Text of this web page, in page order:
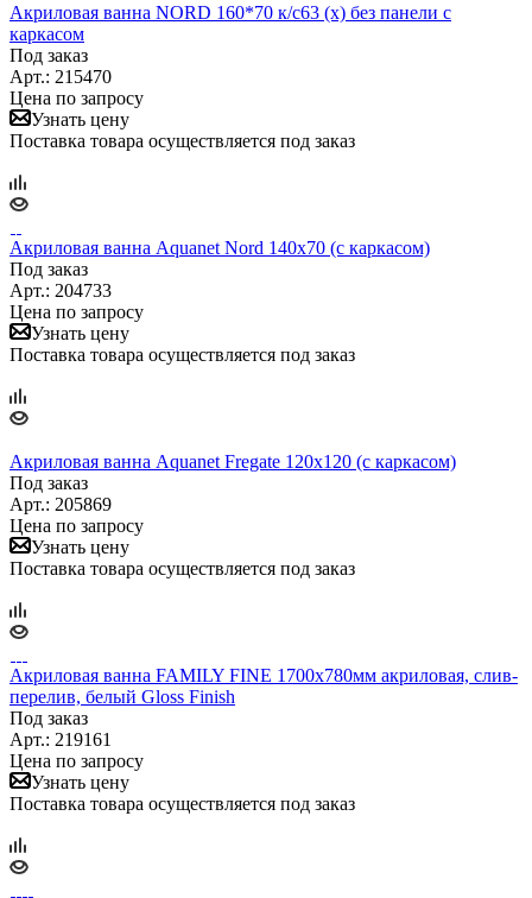
Акриловая ванна NORD 160*70 к/с63 (х) без панели с
каркасом
Под заказ
Арт.: 215470
Цена по запросу
Узнать цену
Поставка товара осуществляется под заказ
Акриловая ванна Aquanet Nord 140x70 (с каркасом)
Под заказ
Арт.: 204733
Цена по запросу
Узнать цену
Поставка товара осуществляется под заказ
Акриловая ванна Aquanet Fregate 120x120 (с каркасом)
Под заказ
Арт.: 205869
Цена по запросу
Узнать цену
Поставка товара осуществляется под заказ
Акриловая ванна FAMILY FINE 1700х780мм акриловая, слив-
перелив, белый Gloss Finish
Под заказ
Арт.: 219161
Цена по запросу
Узнать цену
Поставка товара осуществляется под заказ